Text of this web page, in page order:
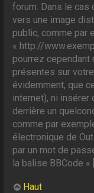
forum. Dans le cas
vers une image
public, comme par
« http://
pourrez
présentes sur
évidemment, que
internet), ni
derrière un
comme par
électronique de
par un mot de
la balise BBCode «
Haut